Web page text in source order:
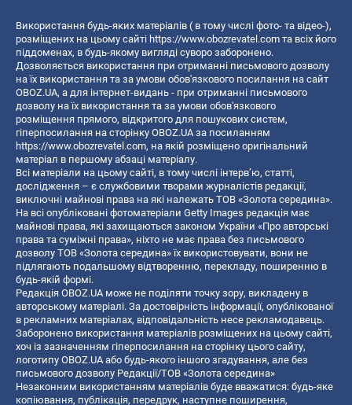
Використання будь-яких матеріалів ( в тому числі фото- та відео-),
розміщених на цьому сайті https://www.obozrevatel.com та всіх його
піддоменах, в будь-якому вигляді суворо заборонено.
Дозволяється використання при отриманні письмового дозволу
на їх використання та за умови обов'язкового посилання на сайт
OBOZ.UA, а для інтернет-видань - при отриманні письмового
дозволу на їх використання та за умови обов'язкового
розміщення прямого, відкритого для пошукових систем,
гіперпосилання на сторінку OBOZ.UA за посиланням
https://www.obozrevatel.com, на якій розміщено оригінальний
матеріал в першому абзаці матеріалу.
Всі матеріали на цьому сайті, в тому числі інтерв’ю, статті,
дослідження – є службовими творами журналістів редакції,
виключні майнові права на які належать ТОВ «Золота середина».
На всі опубліковані фотоматеріали Getty Images редакція має
майнові права, які захищаються законом України «Про авторські
права та суміжні права», ніхто не має права без письмового
дозволу ТОВ «Золота середина» їх використовувати, вони не
підлягають подальшому відтворенню, перекладу, поширенню в
будь-якій формі.
Редакція OBOZ.UA може не поділяти точку зору, викладену в
авторському матеріалі. За достовірність інформації, опублікованої
в рекламних матеріалах, відповідальність несе рекламодавець.
Заборонено використання матеріалів розміщених на цьому сайті,
хоч із зазначенням гіперпосилання на сторінку цього сайту,
логотипу OBOZ.UA або будь-якого іншого згадування, але без
письмового дозволу Редакції/ТОВ «Золота середина»
Незаконним використанням матеріалів буде вважатися: будь-яке
копiювання, публiкацiя, передрук, наступне поширення,